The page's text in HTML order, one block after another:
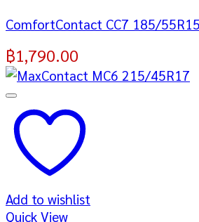
ComfortContact CC7 185/55R15
฿1,790.00
Add to wishlist
Quick View